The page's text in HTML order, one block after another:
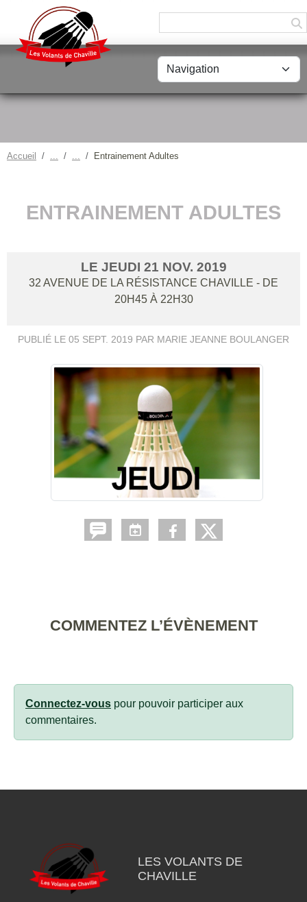
Accueil Entrainement Adultes
ENTRAINEMENT ADULTES
LE JEUDI 21 NOV. 2019
32 AVENUE DE LA RÉSISTANCE CHAVILLE - DE
20H45 À 22H30
PUBLIÉ LE 05 SEPT. 2019 PAR MARIE JEANNE BOULANGER
COMMENTEZ L’ÉVÈNEMENT
Connectez-vous pour pouvoir participer aux
commentaires.
LES VOLANTS DE
CHAVILLE
Panneau de gestion des cookies